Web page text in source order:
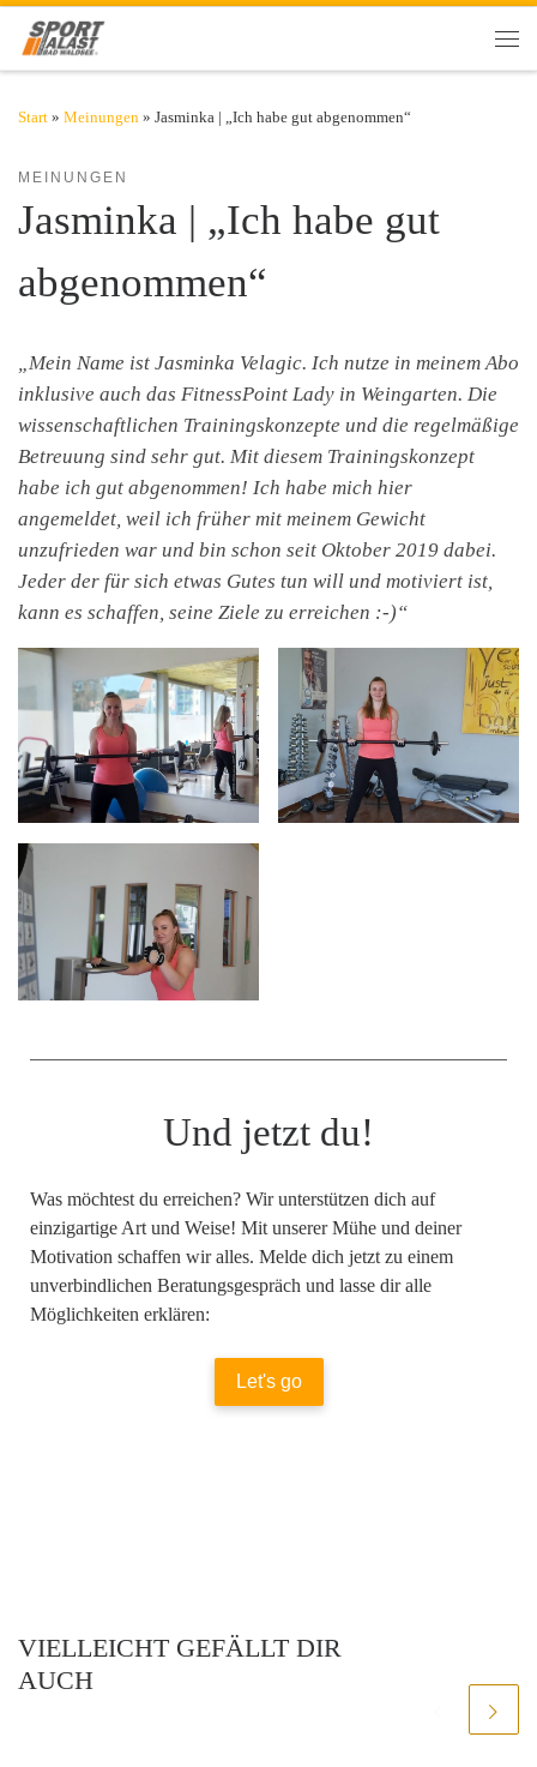
Zum Inhalt springen
Start » Meinungen » Jasminka | „Ich habe gut abgenommen“
MEINUNGEN
Jasminka | „Ich habe gut
abgenommen“
„Mein Name ist Jasminka Velagic. Ich nutze in meinem Abo
inklusive auch das FitnessPoint Lady in Weingarten. Die
wissenschaftlichen Trainingskonzepte und die regelmäßige
Betreuung sind sehr gut. Mit diesem Trainingskonzept
habe ich gut abgenommen! Ich habe mich hier
angemeldet, weil ich früher mit meinem Gewicht
unzufrieden war und bin schon seit Oktober 2019 dabei.
Jeder der für sich etwas Gutes tun will und motiviert ist,
kann es schaffen, seine Ziele zu erreichen :-)“
Und jetzt du!
Was möchtest du erreichen? Wir unterstützen dich auf
einzigartige Art und Weise! Mit unserer Mühe und deiner
Motivation schaffen wir alles. Melde dich jetzt zu einem
unverbindlichen Beratungsgespräch und lasse dir alle
Möglichkeiten erklären:
Let's go
VIELLEICHT GEFÄLLT DIR
AUCH